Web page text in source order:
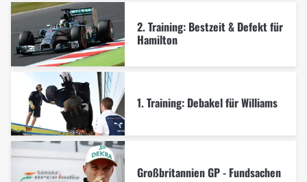
2. Training: Bestzeit & Defekt für
Hamilton
1. Training: Debakel für Williams
Großbritannien GP - Fundsachen